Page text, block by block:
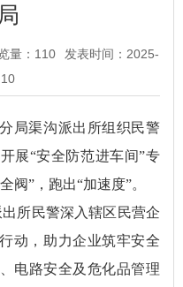
量： 110
发表时间：2025-
局渠沟派出所组织民警
展“安全防范进车间”专
阀”，跑出“加速度”。
所民警深入辖区民营企
动，助力企业筑牢安全
电路安全及危化品管理